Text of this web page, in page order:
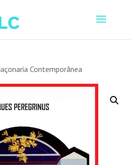
Contemporânea